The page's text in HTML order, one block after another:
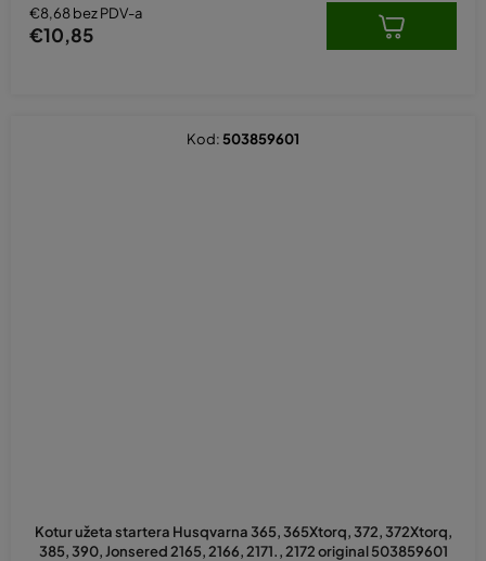
€8,68 bez PDV-a
€10,85
Kotur užeta startera Husqvarna 365, 365Xtorq, 372, 372Xtorq,
385, 390, Jonsered 2165, 2166, 2171., 2172 original 503859601
Kod: 503859601